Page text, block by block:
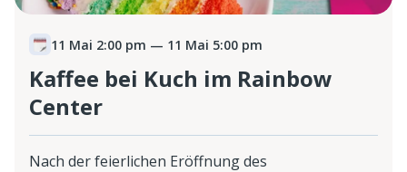
11 Mai 2:00 pm — 11 Mai 5:00 pm
Kaffee bei Kuch im Rainbow
Center
Nach der feierlichen Eröffnung des